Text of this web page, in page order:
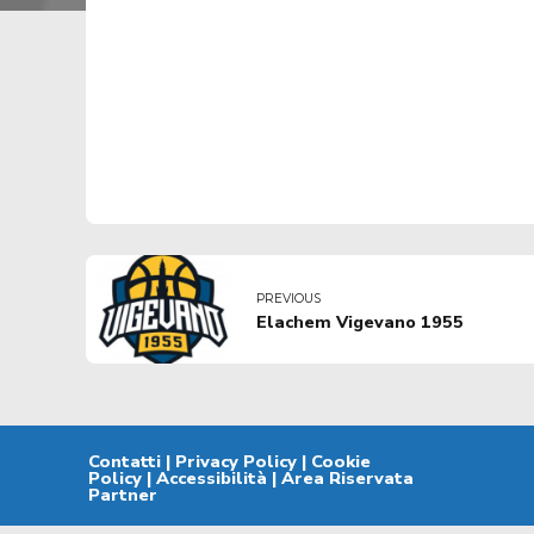
PREVIOUS
Elachem Vigevano 1955
Contatti| Privacy Policy| Cookie
Policy| Accessibilità | Area Riservata
Partner